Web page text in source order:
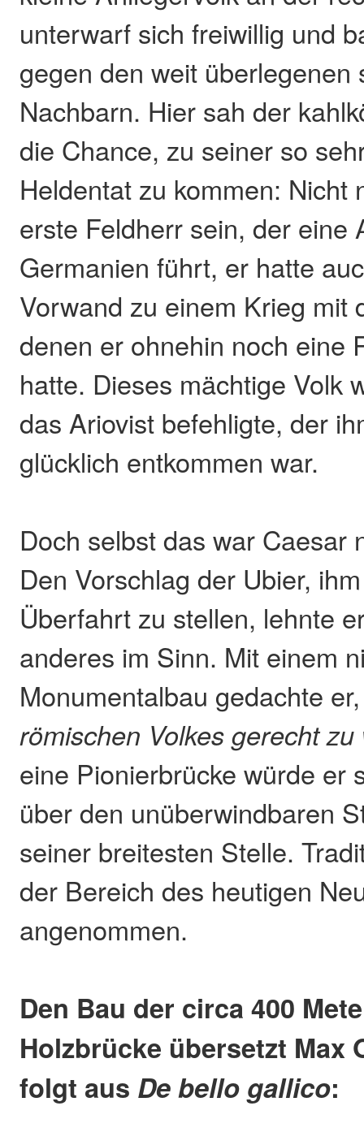
unterwarf sich freiwillig und
gegen den weit überlegenen
Nachbarn. Hier sah der
die Chance, zu seiner so
Heldentat zu kommen: Nicht
erste Feldherr sein, der eine
Germanien führt, er hatte
Vorwand zu einem Krieg mit
denen er ohnehin noch eine
hatte. Dieses mächtige Volk
das Ariovist befehligte, der
glücklich entkommen war.
Doch selbst das war Caesar
Den Vorschlag der Ubier,
Überfahrt zu stellen, lehnte
anderes im Sinn. Mit einem
Monumentalbau gedachte
römischen Volkes gerecht
eine Pionierbrücke würde er
über den unüberwindbaren
seiner breitesten Stelle.
der Bereich des heutigen
angenommen.
Den Bau der circa 400
Holzbrücke übersetzt Max
folgt aus De bello gallico: